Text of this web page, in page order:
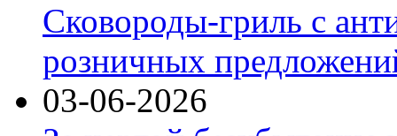
Сковороды-гриль с
розничных
03-06-2026